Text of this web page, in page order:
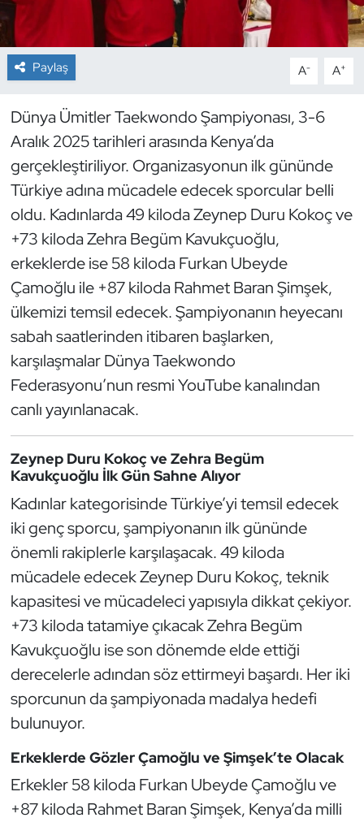
Paylaş A- A+
Dünya Ümitler Taekwondo Şampiyonası, 3-6
Aralık 2025 tarihleri arasında Kenya’da
gerçekleştiriliyor. Organizasyonun ilk gününde
Türkiye adına mücadele edecek sporcular belli
oldu. Kadınlarda 49 kiloda Zeynep Duru Kokoç ve
+73 kiloda Zehra Begüm Kavukçuoğlu,
erkeklerde ise 58 kiloda Furkan Ubeyde
Çamoğlu ile +87 kiloda Rahmet Baran Şimşek,
ülkemizi temsil edecek. Şampiyonanın heyecanı
sabah saatlerinden itibaren başlarken,
karşılaşmalar Dünya Taekwondo
Federasyonu’nun resmi YouTube kanalından
canlı yayınlanacak.
Zeynep Duru Kokoç ve Zehra Begüm
Kavukçuoğlu İlk Gün Sahne Alıyor
Kadınlar kategorisinde Türkiye’yi temsil edecek
iki genç sporcu, şampiyonanın ilk gününde
önemli rakiplerle karşılaşacak. 49 kiloda
mücadele edecek Zeynep Duru Kokoç, teknik
kapasitesi ve mücadeleci yapısıyla dikkat çekiyor.
+73 kiloda tatamiye çıkacak Zehra Begüm
Kavukçuoğlu ise son dönemde elde ettiği
derecelerle adından söz ettirmeyi başardı. Her iki
sporcunun da şampiyonada madalya hedefi
bulunuyor.
Erkeklerde Gözler Çamoğlu ve Şimşek’te Olacak
Erkekler 58 kiloda Furkan Ubeyde Çamoğlu ve
+87 kiloda Rahmet Baran Şimşek, Kenya’da milli
Curling
Dağcılık
Dövüş Sanatı
E-Spor
Eskrim
Futbol
Futsal
Genel
Golf
Halter
Hava Sporları
Hentbol
İşitme Engelli Sporcular
Judo ve Kuraş
Kano ve Rafting
Karate
Kayak
Kempo